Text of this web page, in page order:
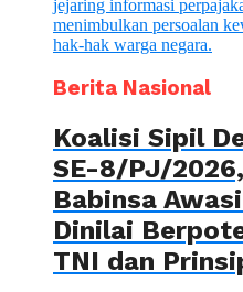
Berita Nasional
Koalisi Sipil
SE-8/PJ/
Babinsa
Dinilai
TNI dan